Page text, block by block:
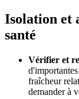
Isolation et
santé
Vérifier et
fraîcheur
demander à